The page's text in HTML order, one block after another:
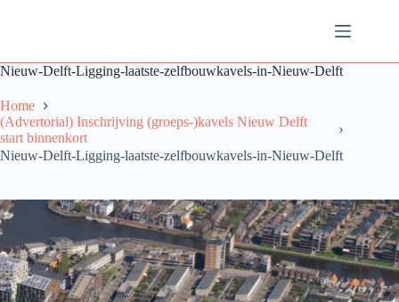
Nieuw-Delft-Ligging-laatste-zelfbouwkavels-in-Nieuw-Delft
Home
(Advertorial) Inschrijving (groeps-)kavels Nieuw Delft
start binnenkort
Nieuw-Delft-Ligging-laatste-zelfbouwkavels-in-Nieuw-Delft